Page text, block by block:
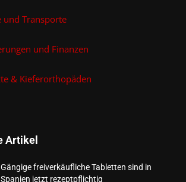
und Transporte
und Finanzen
& Kieferorthopäden
Artikel
Gängige freiverkäufliche Tabletten sind in
Spanien jetzt rezeptpflichtig